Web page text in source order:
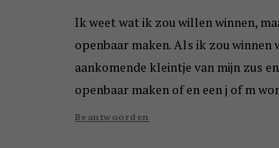
Ik weet wat ik zou willen winnen,
openbaar maken. Als ik zou
aankomende kleintje van mijn zus
openbaar maken of en een j of m
Beantwoorden